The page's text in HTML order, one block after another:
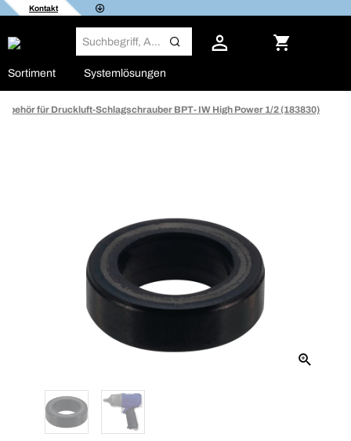
Kontakt
Sortiment Systemlösungen
für Druckluft-Schlagschrauber BPT- IW High Power 1/2 (183830)